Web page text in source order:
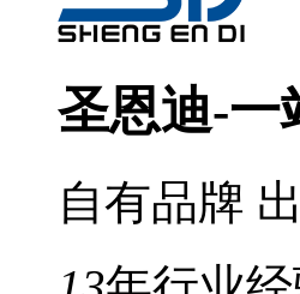
圣恩迪-一
自有品牌